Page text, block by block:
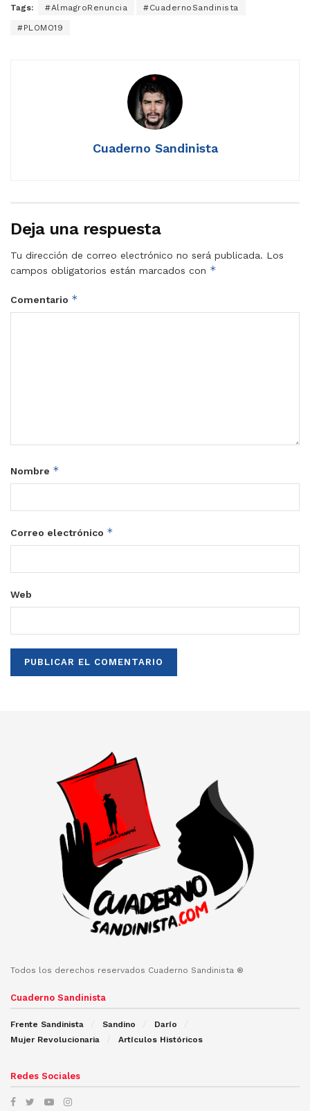
Tags: #AlmagroRenuncia #CuadernoSandinista
#PLOMO19
Cuaderno Sandinista
Deja una respuesta
Tu dirección de correo electrónico no será publicada. Los
campos obligatorios están marcados con *
Comentario *
Nombre *
Correo electrónico *
Web
Todos los derechos reservados Cuaderno Sandinista ®
Cuaderno Sandinista
Frente Sandinista Sandino
Darío
Mujer Revolucionaria
Artículos Históricos
Redes Sociales